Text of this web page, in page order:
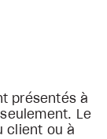
présentés à
Le
client ou à